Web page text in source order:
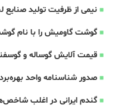
نیمی از ظرفیت تولید
گوشت گاومیش را با نام
قیمت آلایش گوساله و
صدور شناسنامه واحد
گندم ایرانی در اغلب